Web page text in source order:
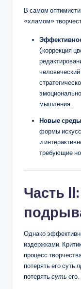
В самом
«хламом»
(коррекция
мышления.
Новые
формы
и
требующие
Часть
Однако
издержками.
процесс
потерять его суть.
потерятьсуть его.